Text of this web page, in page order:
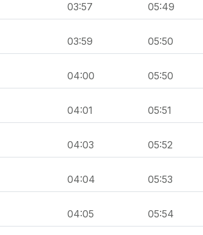
03:57 05:49
03:59 05:50
04:00 05:50
04:01 05:51
04:03 05:52
04:04 05:53
04:05 05:54